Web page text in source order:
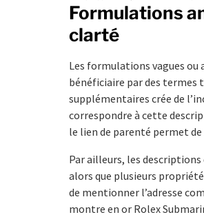
Formulations
clarté
Les formulations vagues
bénéficiaire par des termes
supplémentaires crée de
correspondre à cette
le lien de parenté permet
Par ailleurs, les
alors que plusieurs
de mentionner l’adresse
montre en or Rolex